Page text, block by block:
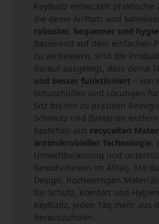
KeyBudz entwickelt praktische
die deine AirPods und
robuster, bequemer und
Basierend auf dem einfachen
zu verbessern, sind die
darauf ausgelegt, dass deine
und besser funktioniert – von
Schutzhüllen und Lösungen
Sitz bis hin zu präzisen
Schmutz und Bakterien
bestehen aus recycelten
antimikrobieller Technologie,
Umweltbelastung und
Gewohnheiten im Alltag. Mit
Design, hochwertigen
für Schutz, Komfort und
KeyBudz, jeden Tag mehr aus
herauszuholen.